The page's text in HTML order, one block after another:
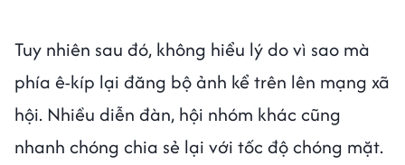
Tuy nhiên sau đó, không hiểu lý do vì sao mà
phía ê-kíp lại đăng bộ ảnh kể trên lên mạng xã
hội. Nhiều diễn đàn, hội nhóm khác cũng
nhanh chóng chia sẻ lại với tốc độ chóng mặt.